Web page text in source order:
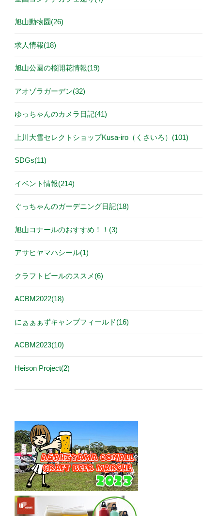
旭山動物園(26)
求人情報(18)
旭山公園の桜開花情報(19)
アオゾラガーデン(32)
ゆっちゃんのカメラ日記(41)
上川大雪セレクトショップKusa-iro（くさいろ）(101)
SDGs(11)
イベント情報(214)
ぐっちゃんのガーデニング日記(18)
旭山コナールのおすすめ！！(3)
アサヒヤマハシール(1)
クラフトビールのススメ(6)
ACBM2022(18)
にぁぁぁずキャンプフィールド(16)
ACBM2023(10)
Heison Project(2)